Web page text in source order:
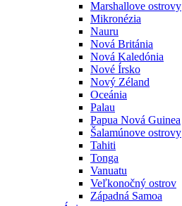
Marshallove ostrovy
Mikronézia
Nauru
Nová Británia
Nová Kaledónia
Nové Írsko
Nový Zéland
Oceánia
Palau
Papua Nová Guinea
Šalamúnove ostrovy
Tahiti
Tonga
Vanuatu
Veľkonočný ostrov
Západná Samoa